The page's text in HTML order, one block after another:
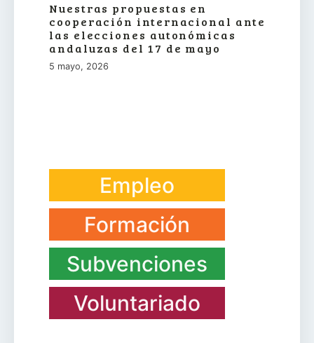
Nuestras propuestas en
cooperación internacional ante
las elecciones autonómicas
andaluzas del 17 de mayo
5 mayo, 2026
Empleo
Formación
Subvenciones
Voluntariado